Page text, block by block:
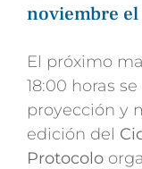
noviembre
El próximo
18:00 horas
proyección y
edición del
Protocolo